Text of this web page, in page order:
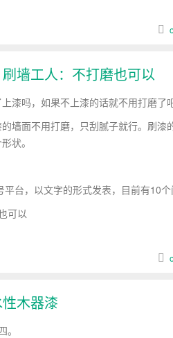
墙工人：不打磨也可以
漆吗，如果不上漆的话就不用打磨了
墙面不用打磨，只刮腻子就行。刷
状。
台，以文字的形式发表，目前有10个
可以
木器漆